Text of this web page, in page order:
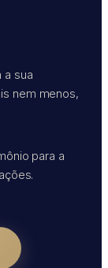
a sua
nem menos,
para a